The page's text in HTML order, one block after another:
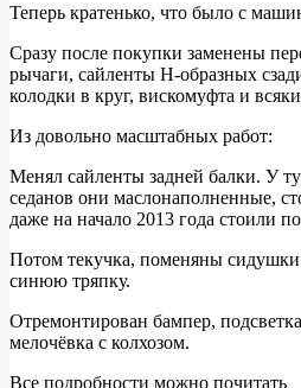
530i
за
3
Теперь кратенько, что было с
Сразу после покупки заменены
рычаги, сайленты Н-образных
колодки в круг, вискомуфта и
Из довольно масштабных работ:
Менял сайленты задней балки. У
седанов они маслонаполненные,
даже на начало 2013 года стоили
Потом текучка, поменяны
синюю тряпку.
Отремонтирован бампер,
мелочёвка с колхозом.
Все подробности можно почитать